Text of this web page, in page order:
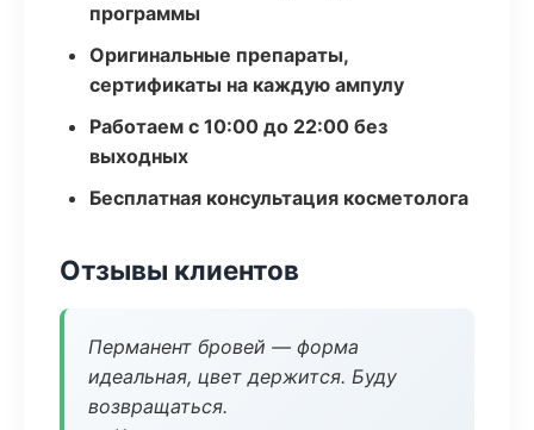
программы
Оригинальные препараты,
сертификаты на каждую ампулу
Работаем с 10:00 до 22:00 без
выходных
Бесплатная консультация косметолога
Отзывы клиентов
Перманент бровей — форма
идеальная, цвет держится. Буду
возвращаться.